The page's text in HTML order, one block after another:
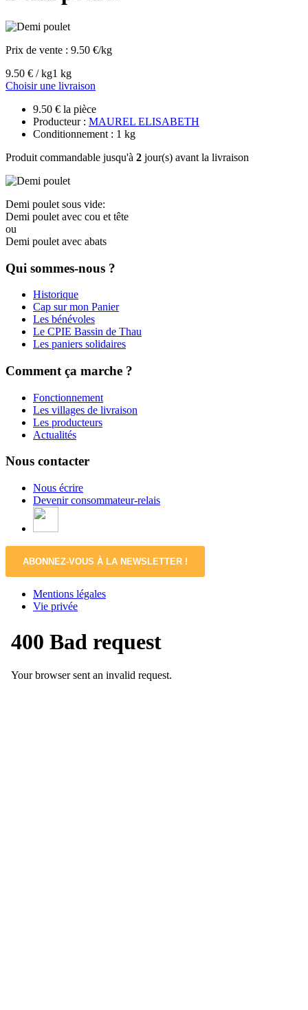
Prix de vente : 9.50 €/kg
9.50 € / kg1 kg
Choisir une livraison
9.50 € la pièce
Producteur : MAUREL ELISABETH
Conditionnement : 1 kg
Produit commandable jusqu'à 2 jour(s) avant la livraison
Demi poulet sous vide:
Demi poulet avec cou et tête
ou
Demi poulet avec abats
Qui sommes-nous ?
Historique
Cap sur mon Panier
Les bénévoles
Le CPIE Bassin de Thau
Les paniers solidaires
Comment ça marche ?
Fonctionnement
Les villages de livraison
Les producteurs
Actualités
Nous contacter
Nous écrire
Devenir consommateur-relais
ABONNEZ-VOUS À LA NEWSLETTER !
Mentions légales
Vie privée